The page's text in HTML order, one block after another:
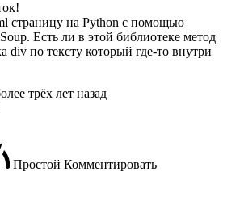
страницу на Python с помощью
Есть ли в этой библиотеке метод
div по тексту который где-то внутри
трёх лет назад
Простой Комментировать